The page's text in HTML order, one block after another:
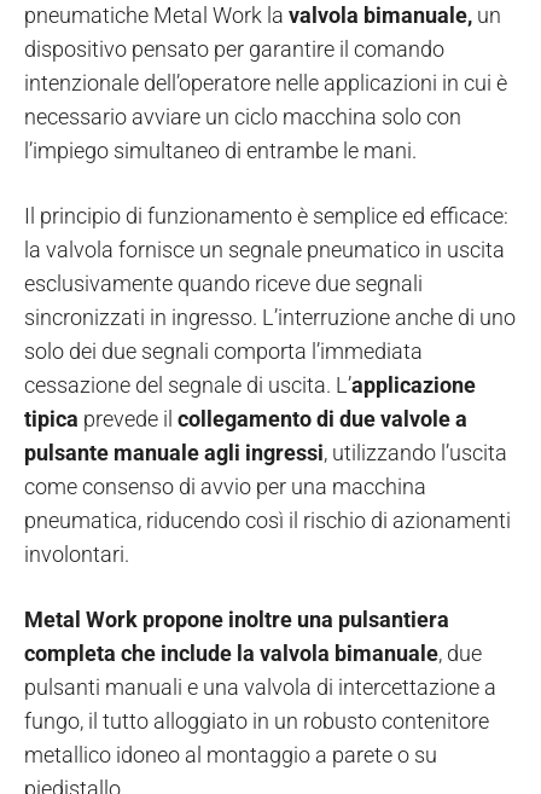
pneumatiche Metal Work la valvola bimanuale, un
dispositivo pensato per garantire il comando
intenzionale dell’operatore nelle applicazioni in cui è
necessario avviare un ciclo macchina solo con
l’impiego simultaneo di entrambe le mani.
Il principio di funzionamento è semplice ed efficace:
la valvola fornisce un segnale pneumatico in uscita
esclusivamente quando riceve due segnali
sincronizzati in ingresso. L’interruzione anche di uno
solo dei due segnali comporta l’immediata
cessazione del segnale di uscita. L’applicazione
tipica prevede il collegamento di due valvole a
pulsante manuale agli ingressi, utilizzando l’uscita
come consenso di avvio per una macchina
pneumatica, riducendo così il rischio di azionamenti
involontari.
Metal Work propone inoltre una pulsantiera
completa che include la valvola bimanuale, due
pulsanti manuali e una valvola di intercettazione a
fungo, il tutto alloggiato in un robusto contenitore
metallico idoneo al montaggio a parete o su
piedistallo.